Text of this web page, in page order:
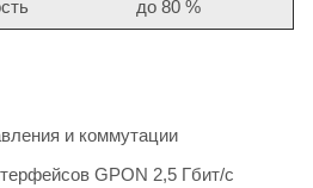
до 80 %
и коммутации
GPON 2,5 Гбит/c